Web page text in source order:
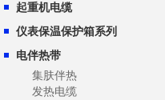
起重机电缆
仪表保温保护箱系列
电伴热带
集肤伴热
发热电缆